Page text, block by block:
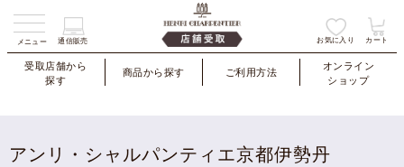
メニュー 通信販売 お気に入り カート
受取店舗から
探す
商品から探す ご利用方法
オンライン
ショップ
アンリ・シャルパンティエ京都伊勢丹